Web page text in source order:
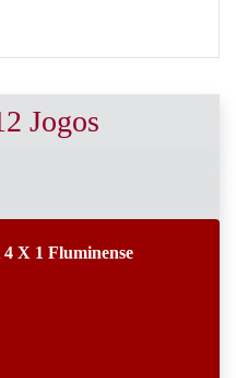
Jogos
X 1 Fluminense